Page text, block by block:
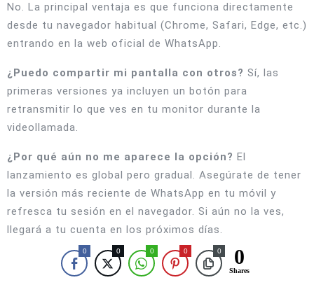
No. La principal ventaja es que funciona directamente
desde tu navegador habitual (Chrome, Safari, Edge, etc.)
entrando en la web oficial de WhatsApp.
¿Puedo compartir mi pantalla con otros? Sí, las
primeras versiones ya incluyen un botón para
retransmitir lo que ves en tu monitor durante la
videollamada.
¿Por qué aún no me aparece la opción? El
lanzamiento es global pero gradual. Asegúrate de tener
la versión más reciente de WhatsApp en tu móvil y
refresca tu sesión en el navegador. Si aún no la ves,
llegará a tu cuenta en los próximos días.
0 0 0 0 0 0
Shares